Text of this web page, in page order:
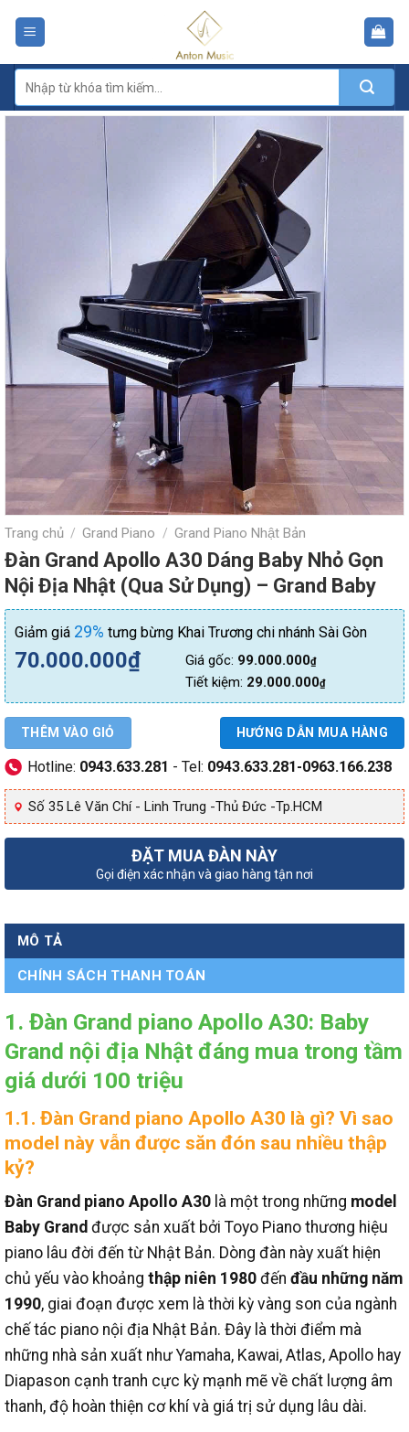
kiếm:
Trang chủ / Grand Piano / Grand Piano Nhật Bản
Đàn Grand Apollo A30 Dáng Baby Nhỏ Gọn
Nội Địa Nhật (Qua Sử Dụng) – Grand Baby
Giảm giá 29% tưng bừng Khai Trương chi nhánh Sài Gòn
70.000.000₫ Giá gốc: 99.000.000₫
Tiết kiệm: 29.000.000₫
THÊM VÀO GIỎ HƯỚNG DẪN MUA HÀNG
Hotline: 0943.633.281 - Tel: 0943.633.281-0963.166.238
Số 35 Lê Văn Chí - Linh Trung -Thủ Đức -Tp.HCM
ĐẶT MUA ĐÀN NÀY
Gọi điện xác nhận và giao hàng tận nơi
MÔ TẢ
CHÍNH SÁCH THANH TOÁN
1. Đàn Grand piano Apollo A30: Baby
Grand nội địa Nhật đáng mua trong tầm
giá dưới 100 triệu
1.1. Đàn Grand piano Apollo A30 là gì? Vì sao
model này vẫn được săn đón sau nhiều thập
kỷ?
Đàn Grand piano Apollo A30 là một trong những model
Baby Grand được sản xuất bởi Toyo Piano thương hiệu
piano lâu đời đến từ Nhật Bản. Dòng đàn này xuất hiện
chủ yếu vào khoảng thập niên 1980 đến đầu những năm
1990, giai đoạn được xem là thời kỳ vàng son của ngành
chế tác piano nội địa Nhật Bản. Đây là thời điểm mà
những nhà sản xuất như Yamaha, Kawai, Atlas, Apollo hay
Diapason cạnh tranh cực kỳ mạnh mẽ về chất lượng âm
thanh, độ hoàn thiện cơ khí và giá trị sử dụng lâu dài.